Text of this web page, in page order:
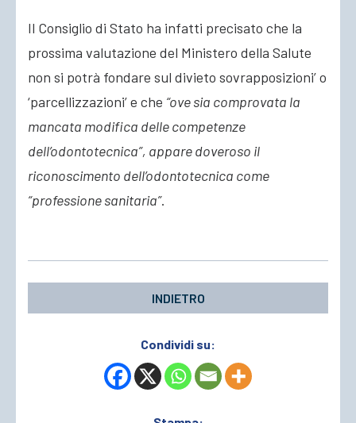
Il Consiglio di Stato ha infatti precisato che la
prossima valutazione del Ministero della Salute
non si potrà fondare sul divieto sovrapposizioni’ o
‘parcellizzazioni’ e che “ove sia comprovata la
mancata modifica delle competenze
dell’odontotecnica”, appare doveroso il
riconoscimento dell’odontotecnica come
“professione sanitaria”.
INDIETRO
Condividi su: